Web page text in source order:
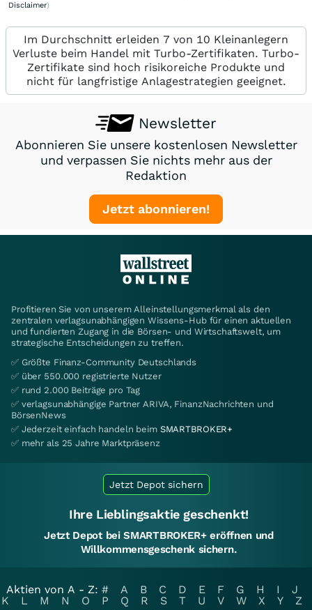
Disclaimer)
Im Durchschnitt erleiden 7 von 10 Kleinanlegern
Verluste beim Handel mit Turbo-Zertifikaten. Turbo-
Zertifikate sind hoch risikoreiche Produkte und
nicht für langfristige Anlagestrategien geeignet.
Newsletter
Abonnieren Sie unsere kostenlosen Newsletter
und verpassen Sie nichts mehr aus der
Redaktion
Jetzt abonnieren!
Profitieren Sie von unserem Alleinstellungsmerkmal als den
zentralen verlagsunabhängigen Wissens-Hub für einen aktuellen
und fundierten Zugang in die Börsen- und Wirtschaftswelt, um
strategische Entscheidungen zu treffen.
✅ Größte Finanz-Community Deutschlands
✅ über 550.000 registrierte Nutzer
✅ rund 2.000 Beiträge pro Tag
✅ verlagsunabhängige Partner ARIVA, FinanzNachrichten und
BörsenNews
✅ Jederzeit einfach handeln beim SMARTBROKER+
✅ mehr als 25 Jahre Marktpräsenz
Jetzt Depot sichern
Ihre Lieblingsaktie geschenkt!
Jetzt Depot bei SMARTBROKER+ eröffnen und
Willkommensgeschenk sichern.
Aktien von A - Z: # A B C D E F G H I
J
K
L M N O P Q R S T U V W X Y
Z